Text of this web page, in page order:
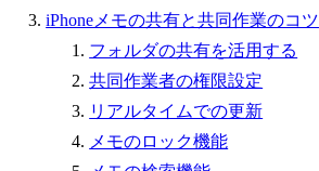
iPhoneメモの共有と共同作業のコツ
フォルダの共有を活用する
共同作業者の権限設定
リアルタイムでの更新
メモのロック機能